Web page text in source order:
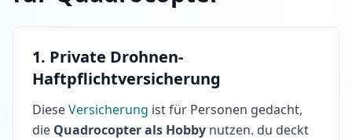
1. Private Drohnen-
Haftpflichtversicherung
DieseVersicherung ist für Personen gedacht,
die Quadrocopter als Hobby nutzen. du deckt